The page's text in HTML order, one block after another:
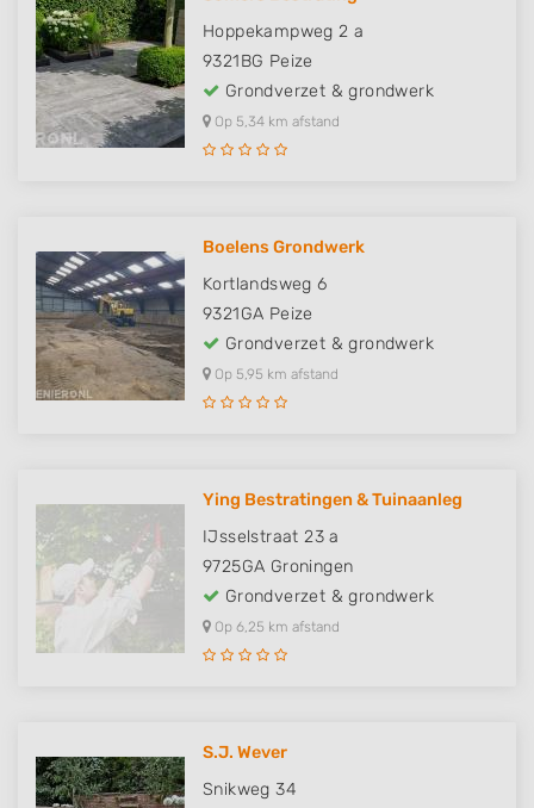
Hoppekampweg 2 a
9321BG Peize
Grondverzet & grondwerk
Op 5,34 km afstand
Boelens Grondwerk
Kortlandsweg 6
9321GA Peize
Grondverzet & grondwerk
Op 5,95 km afstand
Ying Bestratingen & Tuinaanleg
IJsselstraat 23 a
9725GA Groningen
Grondverzet & grondwerk
Op 6,25 km afstand
S.J. Wever
Snikweg 34